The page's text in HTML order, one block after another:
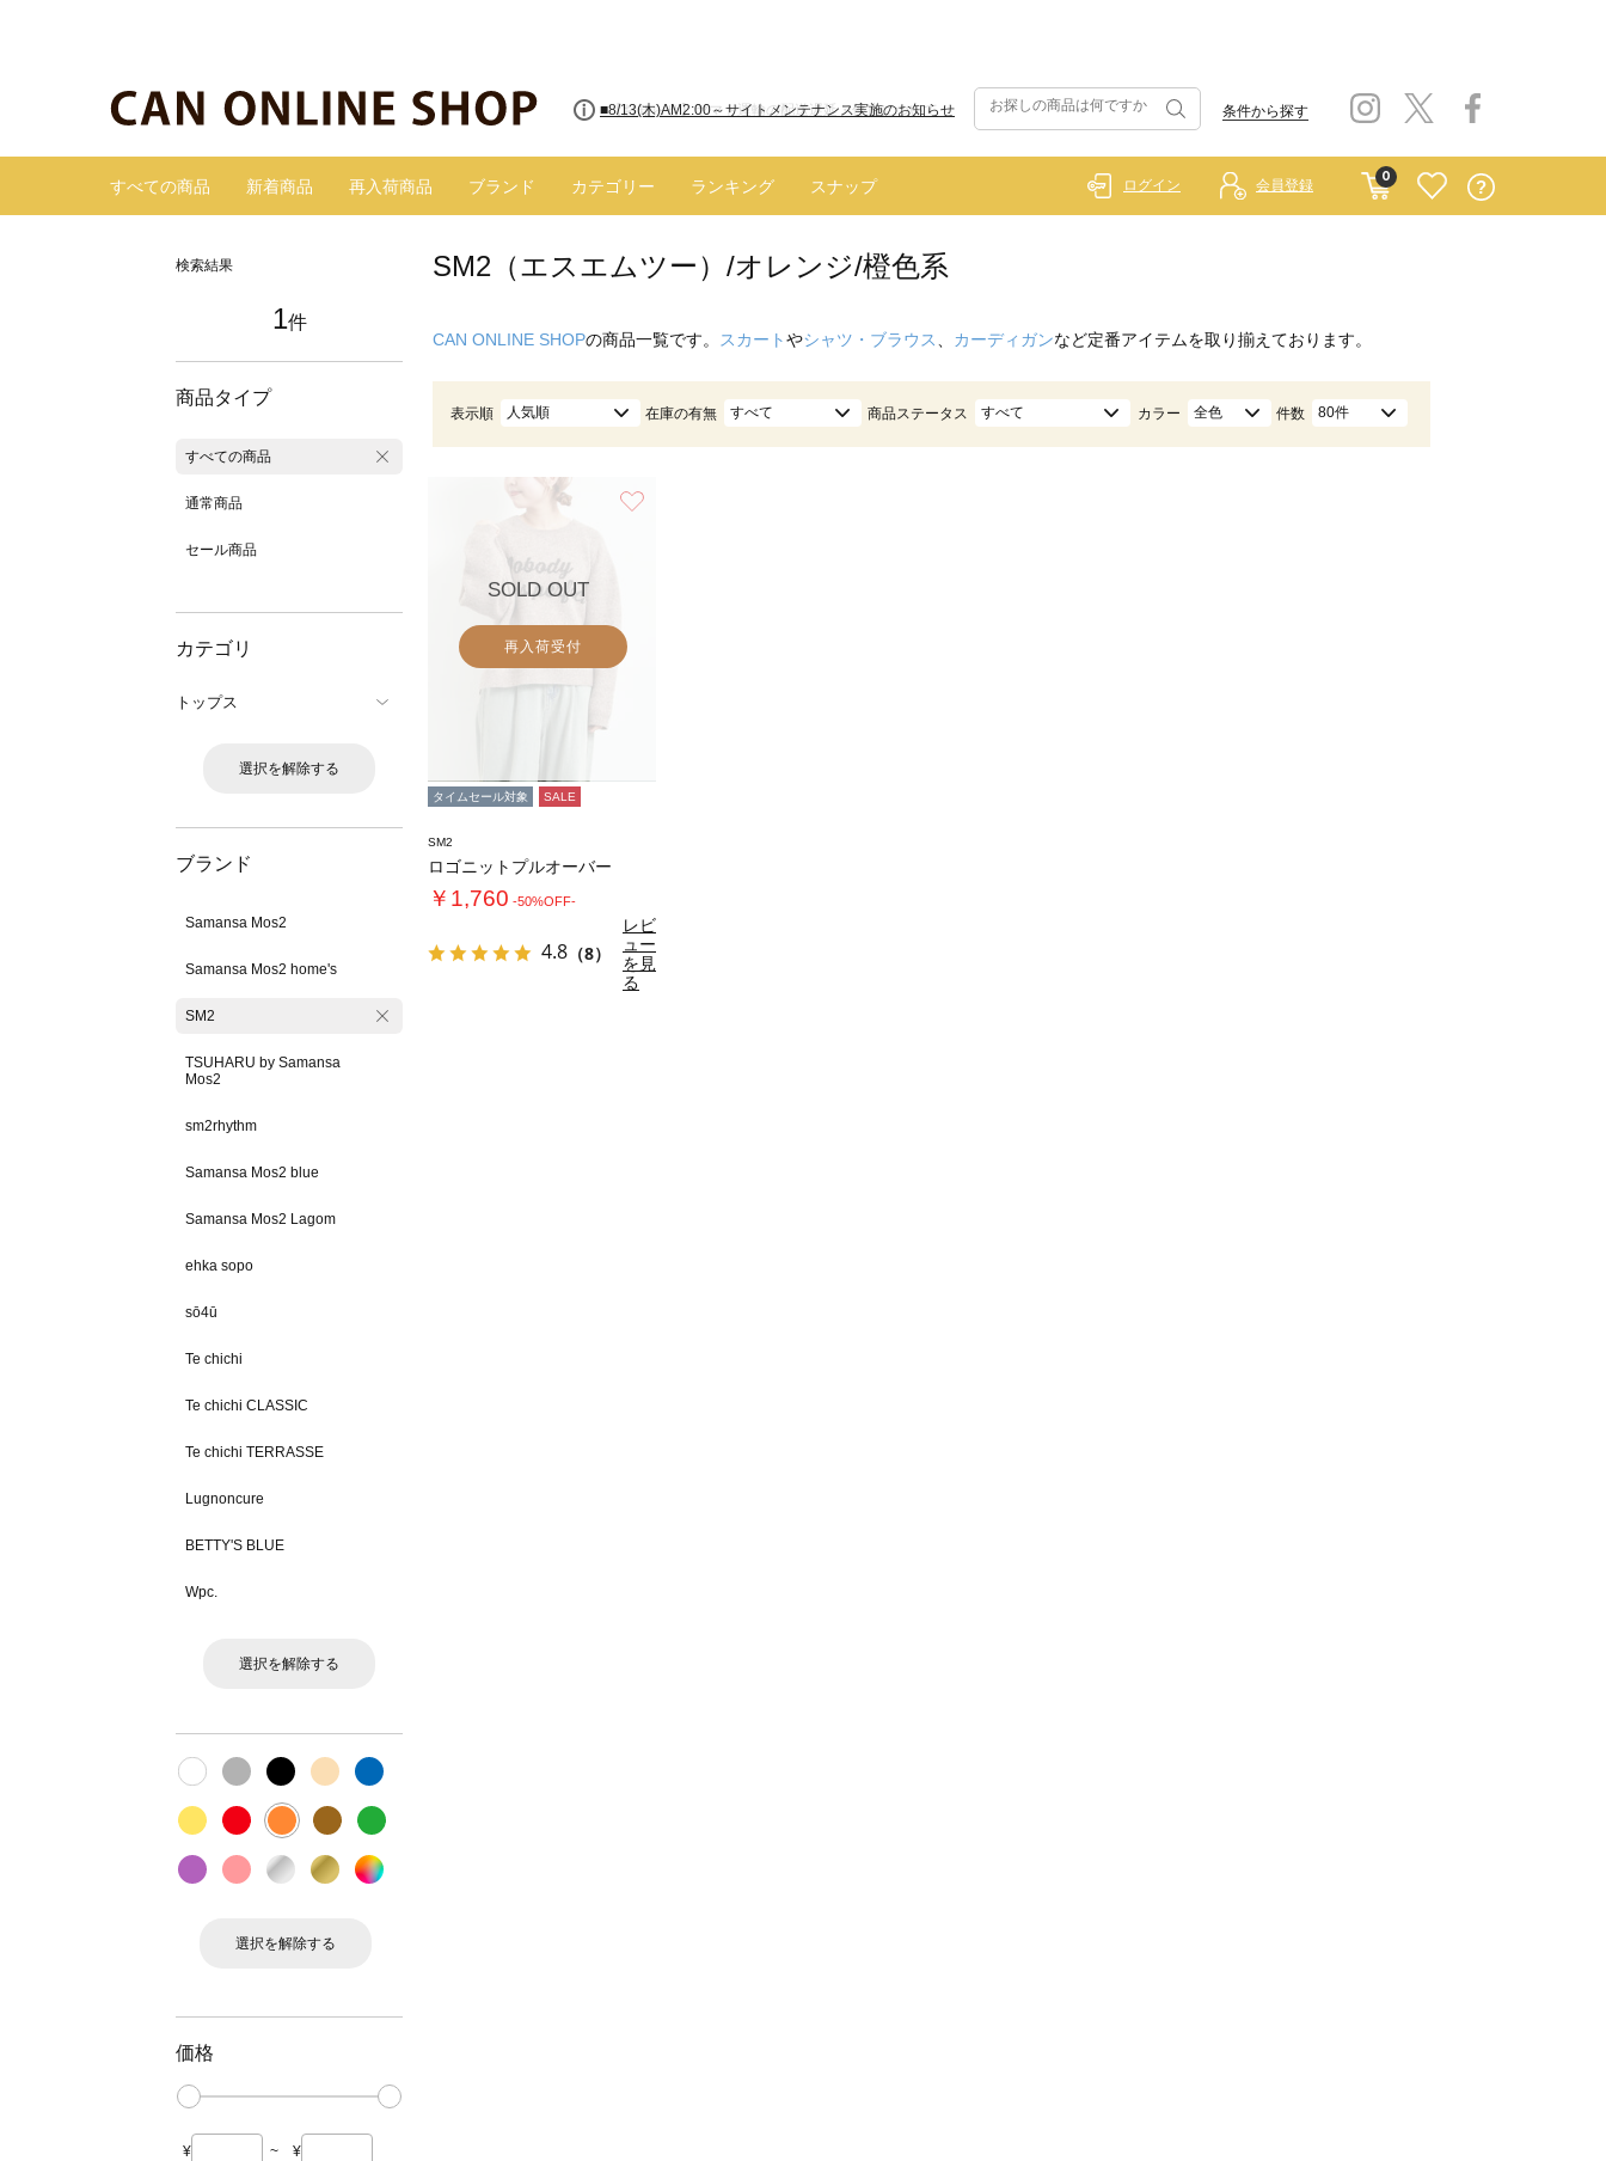
■8/13(木)AM2:00～サイトメンテナンス実施のお知らせ 条件から探す
すべての商品 新着商品 再入荷商品 ブランド カテゴリー ランキング スナップ
0
ログイン 会員登録
検索結果
1件
商品タイプ
すべての商品
通常商品
セール商品
カテゴリ
トップス
選択を解除する
ブランド
Samansa Mos2
Samansa Mos2 home's
SM2
TSUHARU by Samansa
Mos2
sm2rhythm
Samansa Mos2 blue
Samansa Mos2 Lagom
ehka sopo
sō4ū
Te chichi
Te chichi CLASSIC
Te chichi TERRASSE
Lugnoncure
BETTY'S BLUE
Wpc.
選択を解除する
選択を解除する
価格
¥ ~ ¥
SM2（エスエムツー）/オレンジ/橙色系
CAN ONLINE SHOPの商品一覧です。 スカートやシャツ・ブラウス カーディガンなど定番アイテムを取り揃えております。
表示順 人気順 在庫の有無 すべて 商品ステータス すべて カラー 全色 件数 80件
SOLD OUT
再入荷受付
タイムセール対象 SALE
SM2
ロゴニットプルオーバー
￥1,760 -50%OFF-
4.8 （8）
レビ
ュー
を見
る